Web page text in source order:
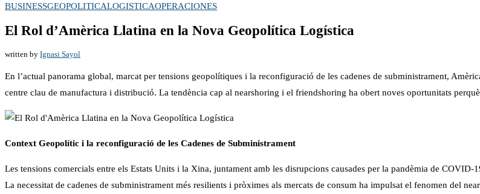
BUSINESSGEOPOLITICALOGISTICAOPERACIONES
El Rol d’Amèrica Llatina en la Nova Geopolítica Logística
written by Ignasi Sayol
En l’actual panorama global, marcat per tensions geopolítiques i la reconfiguració de les cadenes de subministrament,
centre clau de manufactura i distribució. La tendència cap al nearshoring i el friendshoring ha obert noves oportunitats
Context Geopolític i la reconfiguració de les Cadenes de Subministrament
Les tensions comercials entre els Estats Units i la Xina, juntament amb les disrupcions causades per la pandèmia de
La necessitat de cadenes de subministrament més resilients i pròximes als mercats de consum ha impulsat el fenomen del